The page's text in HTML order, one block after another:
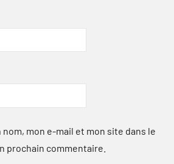
mon e-mail et mon site dans le
prochain commentaire.